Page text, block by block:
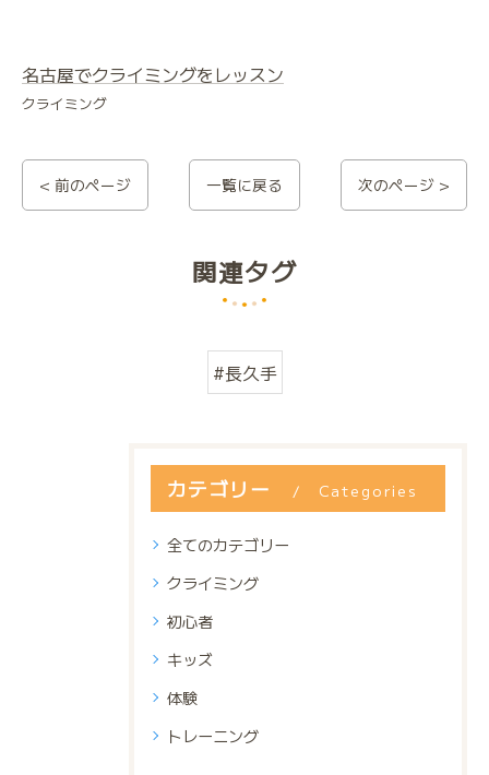
名古屋でクライミングをレッスン
クライミング
< 前のページ 一覧に戻る 次のページ >
関連タグ
#長久手
カテゴリー Categories
全てのカテゴリー
クライミング
初心者
キッズ
体験
トレーニング